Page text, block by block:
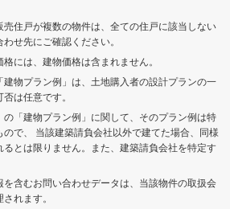
売住戸が複数の物件は、全ての住戸に該当しない
せ先にご確認ください。
には、建物価格は含まれません。
建物プラン例」は、土地購入者の設計プランの一
は任意です。
の「建物プラン例」に関して、そのプラン例は特
で、 当該建築請負会社以外で建てた場合、同様
とは限りません。また、建築請負会社を特定す
含むお問い合わせデータは、当該物件の取扱会
れます。